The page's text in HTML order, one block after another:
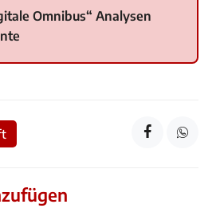
Omnibus“ Analysen